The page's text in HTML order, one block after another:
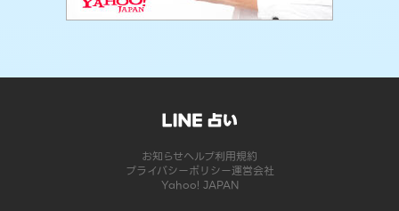
お知らせヘルプ利用規約
プライバシーポリシー運営会社
Yahoo! JAPAN